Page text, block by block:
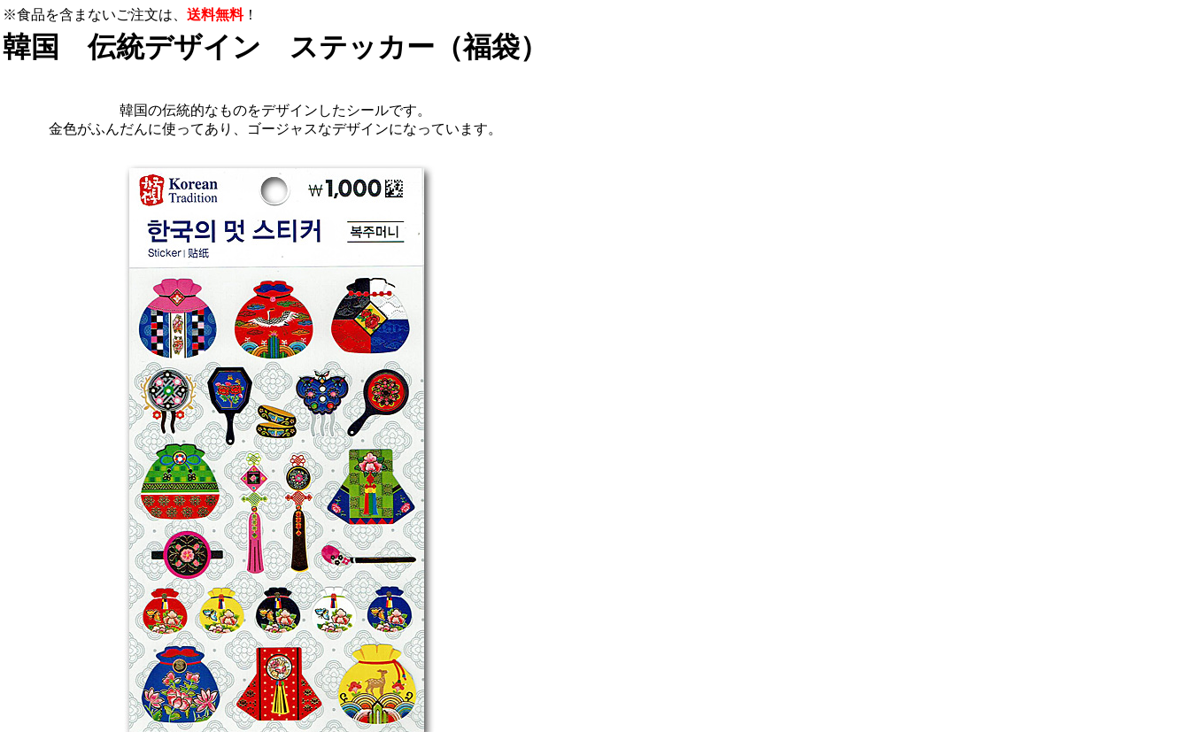
※食品を含まないご注文は、 送料無料！
韓国 伝統デザイン ステッカー（福袋）
韓国の伝統的なものをデザインしたシールです。
金色がふんだんに使ってあり、ゴージャスなデザインになっています。